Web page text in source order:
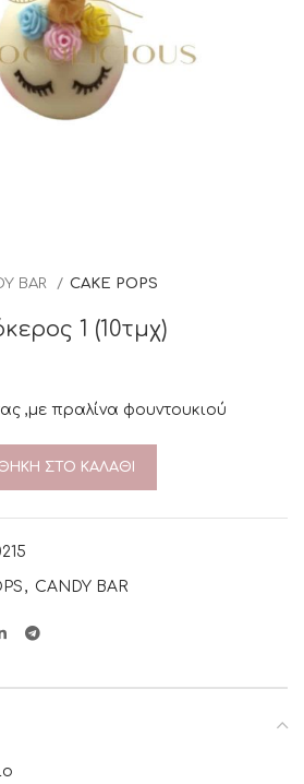
BAR CAKE POPS
1 (10τμχ)
,με πραλίνα φουντουκιού
ΣΤΟ ΚΑΛΆΘΙ
, CANDY BAR